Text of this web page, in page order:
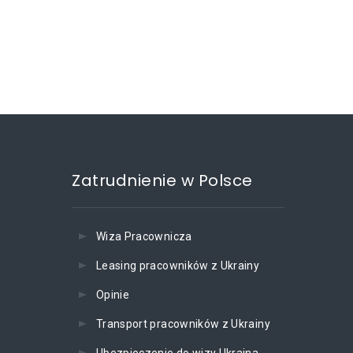
Zatrudnienie w Polsce
Wiza Pracownicza
Leasing pracowników z Ukrainy
Opinie
Transport pracowników z Ukrainy